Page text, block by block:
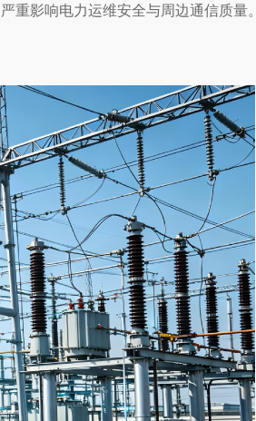
重影响电力运维安全与周边通信质量。